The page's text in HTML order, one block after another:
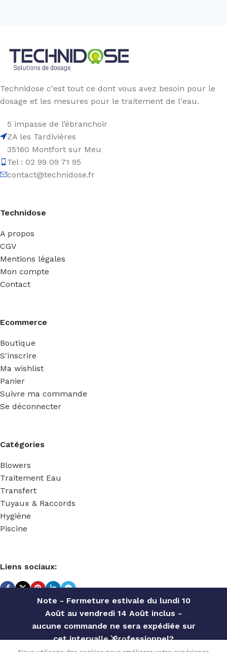
Note - Fermeture estivale du lundi 10
Août au vendredi 14 Août inclus -
aucune commande ne sera expédiée sur
cet intervalle. Professionnel?
Technidose c'est tout ce dont vous avez besoin pour le
dosage et les mesures pour le traitement de l'eau.
5 impasse de l’ébranchoir
ZA les Tardivières
35160 Montfort sur Meu
Tel : 02 99 09 71 95
contact@technidose.fr
Technidose
A propos
CGV
Mentions légales
Mon compte
Contact
Ecommerce
Boutique
S'inscrire
Ma wishlist
Panier
Suivre ma commande
Se déconnecter
Catégories
Blowers
Traitement Eau
Transfert
Tuyaux & Raccords
Hygiène
Piscine
Liens sociaux:
TECHNIDOSE 2022 Réalisé parACS INFORMATIQUE
POMPE